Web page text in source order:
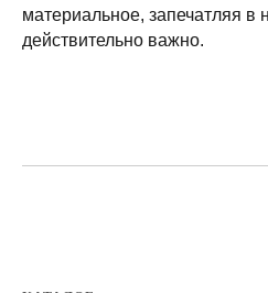
материальное, запечатляя в
действительно важно.